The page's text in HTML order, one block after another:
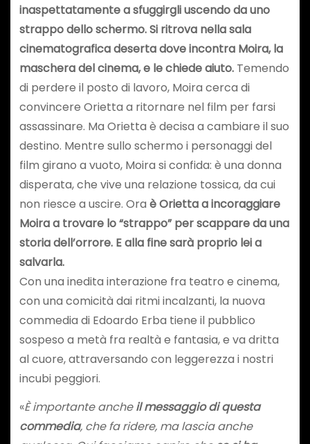
inaspettatamente a sfuggirgli uscendo da uno
strappo dello schermo. Si ritrova nella sala
cinematografica deserta dove incontra Moira, la
maschera del cinema, e le chiede aiuto. Temendo
di perdere il posto di lavoro, Moira cerca di
convincere Orietta a ritornare nel film per farsi
assassinare. Ma Orietta è decisa a cambiare il suo
destino. Mentre sullo schermo i personaggi del
film girano a vuoto, Moira si confida: è una donna
disperata, che vive una relazione tossica, da cui
non riesce a uscire. Ora è Orietta a incoraggiare
Moira a trovare lo “strappo” per scappare da una
storia dell’orrore. E alla fine sarà proprio lei a
salvarla.
Con una inedita interazione fra teatro e cinema,
con una comicità dai ritmi incalzanti, la nuova
commedia di Edoardo Erba tiene il pubblico
sospeso a metà fra realtà e fantasia, e va dritta
al cuore, attraversando con leggerezza i nostri
incubi peggiori.
«È importante ancheil messaggio di questa
commedia, che fa ridere, ma lascia anche